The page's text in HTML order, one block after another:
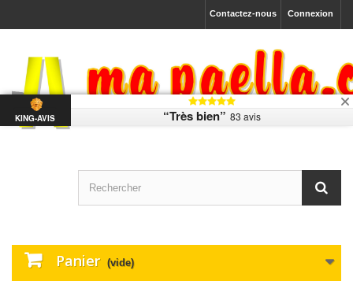
Connexion
Contactez-nous
Panier (vide)
KING-AVIS “Très bien” 83 avis